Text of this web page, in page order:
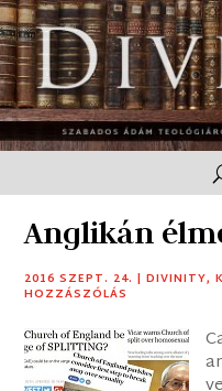
Anglikán
2016 SZEPT. 24. |DIVINITY,
HOZZÁSZÓLÁS